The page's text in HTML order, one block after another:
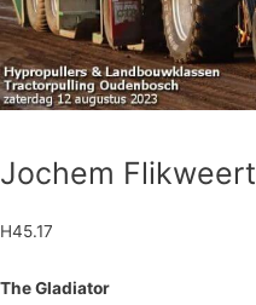
Jochem Flikweert
H45.17
The Gladiator